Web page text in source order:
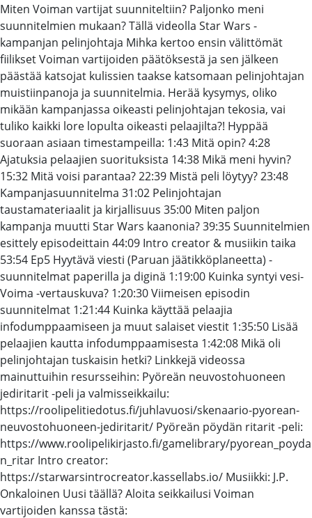
Miten Voiman vartijat suunniteltiin? Paljonko meni
suunnitelmien mukaan? Tällä videolla Star Wars -
kampanjan pelinjohtaja Mihka kertoo ensin välittömät
fiilikset Voiman vartijoiden päätöksestä ja sen jälkeen
päästää katsojat kulissien taakse katsomaan pelinjohtajan
muistiinpanoja ja suunnitelmia. Herää kysymys, oliko
mikään kampanjassa oikeasti pelinjohtajan tekosia, vai
tuliko kaikki lore lopulta oikeasti pelaajilta?! Hyppää
suoraan asiaan timestampeilla: 1:43 Mitä opin? 4:28
Ajatuksia pelaajien suorituksista 14:38 Mikä meni hyvin?
15:32 Mitä voisi parantaa? 22:39 Mistä peli löytyy? 23:48
Kampanjasuunnitelma 31:02 Pelinjohtajan
taustamateriaalit ja kirjallisuus 35:00 Miten paljon
kampanja muutti Star Wars kaanonia? 39:35 Suunnitelmien
esittely episodeittain 44:09 Intro creator & musiikin taika
53:54 Ep5 Hyytävä viesti (Paruan jäätikköplaneetta) -
suunnitelmat paperilla ja diginä 1:19:00 Kuinka syntyi vesi-
Voima -vertauskuva? 1:20:30 Viimeisen episodin
suunnitelmat 1:21:44 Kuinka käyttää pelaajia
infodumppaamiseen ja muut salaiset viestit 1:35:50 Lisää
pelaajien kautta infodumppaamisesta 1:42:08 Mikä oli
pelinjohtajan tuskaisin hetki? Linkkejä videossa
mainuttuihin resursseihin: Pyöreän neuvostohuoneen
jediritarit -peli ja valmisseikkailu:
https://roolipelitiedotus.fi/juhlavuosi/skenaario-pyorean-
neuvostohuoneen-jediritarit/ Pyöreän pöydän ritarit -peli:
https://www.roolipelikirjasto.fi/gamelibrary/pyorean_poyda
n_ritar Intro creator:
https://starwarsintrocreator.kassellabs.io/ Musiikki: J.P.
Onkaloinen Uusi täällä? Aloita seikkailusi Voiman
vartijoiden kanssa tästä: